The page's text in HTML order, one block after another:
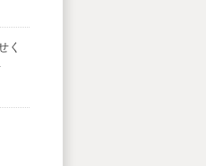
く